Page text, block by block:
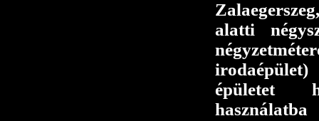
alatti
épületet